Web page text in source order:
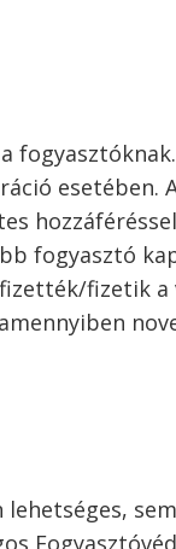
esetében.
fogyasztó
fizetik a